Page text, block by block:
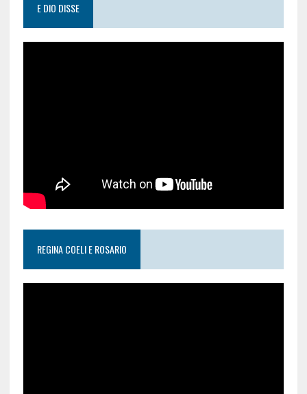
E DIO DISSE
REGINA COELI E ROSARIO